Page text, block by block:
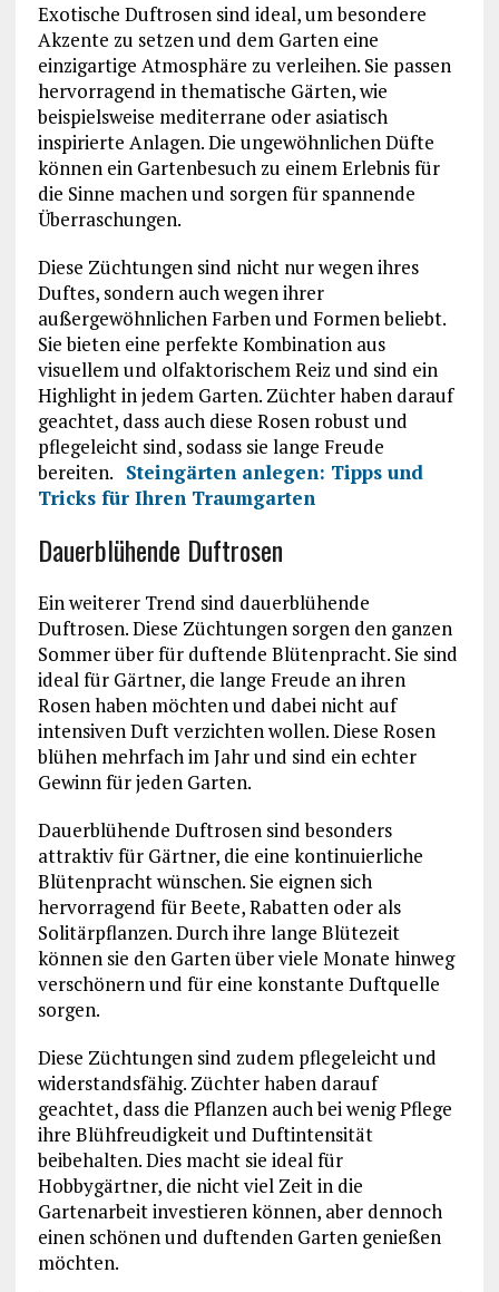
Exotische Duftrosen sind ideal, um besondere
Akzente zu setzen und dem Garten eine
einzigartige Atmosphäre zu verleihen. Sie passen
hervorragend in thematische Gärten, wie
beispielsweise mediterrane oder asiatisch
inspirierte Anlagen. Die ungewöhnlichen Düfte
können ein Gartenbesuch zu einem Erlebnis für
die Sinne machen und sorgen für spannende
Überraschungen.
Diese Züchtungen sind nicht nur wegen ihres
Duftes, sondern auch wegen ihrer
außergewöhnlichen Farben und Formen beliebt.
Sie bieten eine perfekte Kombination aus
visuellem und olfaktorischem Reiz und sind ein
Highlight in jedem Garten. Züchter haben darauf
geachtet, dass auch diese Rosen robust und
pflegeleicht sind, sodass sie lange Freude
bereiten. Steingärten anlegen: Tipps und
Tricks für Ihren Traumgarten
Dauerblühende Duftrosen
Ein weiterer Trend sind dauerblühende
Duftrosen. Diese Züchtungen sorgen den ganzen
Sommer über für duftende Blütenpracht. Sie sind
ideal für Gärtner, die lange Freude an ihren
Rosen haben möchten und dabei nicht auf
intensiven Duft verzichten wollen. Diese Rosen
blühen mehrfach im Jahr und sind ein echter
Gewinn für jeden Garten.
Dauerblühende Duftrosen sind besonders
attraktiv für Gärtner, die eine kontinuierliche
Blütenpracht wünschen. Sie eignen sich
hervorragend für Beete, Rabatten oder als
Solitärpflanzen. Durch ihre lange Blütezeit
können sie den Garten über viele Monate hinweg
verschönern und für eine konstante Duftquelle
sorgen.
Diese Züchtungen sind zudem pflegeleicht und
widerstandsfähig. Züchter haben darauf
geachtet, dass die Pflanzen auch bei wenig Pflege
ihre Blühfreudigkeit und Duftintensität
beibehalten. Dies macht sie ideal für
Hobbygärtner, die nicht viel Zeit in die
Gartenarbeit investieren können, aber dennoch
einen schönen und duftenden Garten genießen
möchten.